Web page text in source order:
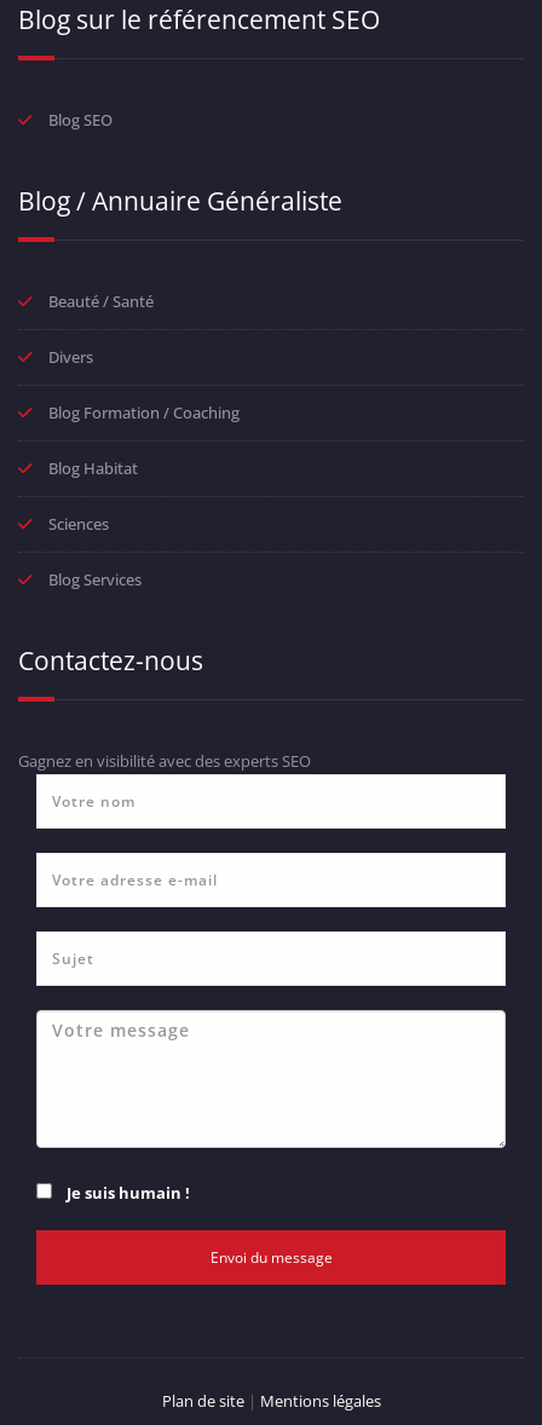
Blog sur le référencement SEO
Blog SEO
Blog / Annuaire Généraliste
Beauté / Santé
Divers
Blog Formation / Coaching
Blog Habitat
Sciences
Blog Services
Contactez-nous
Gagnez en visibilité avec des experts SEO
Je suis humain !
Envoi du message
Plan de site| Mentions légales